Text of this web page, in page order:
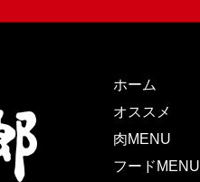
ホーム
オススメ
肉MENU
フードMENU